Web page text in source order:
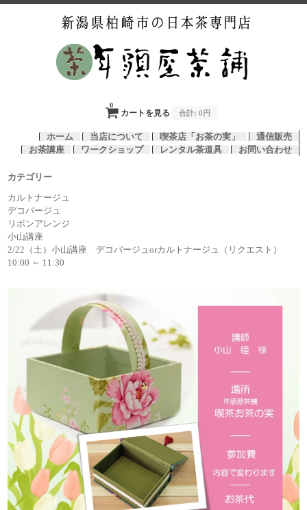
カートを見る
0
合計: 0円
ホーム 当店について 喫茶店「お茶の実」
通信販売
お茶講座
ワークショップ レンタル茶道具 お問い合わせ
カテゴリー
カルトナージュ
デコパージュ
リボンアレンジ
小山講座
2/22（土）小山講座 デコパージュorカルトナージュ（リクエスト）
10:00 ～ 11:30